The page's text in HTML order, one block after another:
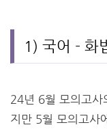
1) 국어 - 화
24년 6월 모의고사
지만 5월 모의고사